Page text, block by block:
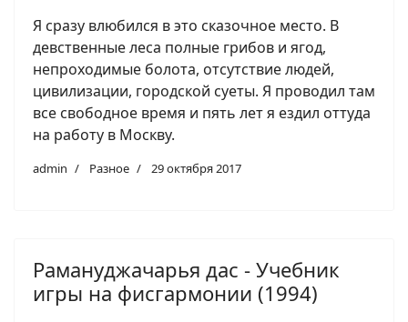
Я сразу влюбился в это сказочное место. В
девственные леса полные грибов и ягод,
непроходимые болота, отсутствие людей,
цивилизации, городской суеты. Я проводил там
все свободное время и пять лет я ездил оттуда
на работу в Москву.
admin Разное 29 октября 2017
Рамануджачарья дас - Учебник
игры на фисгармонии (1994)